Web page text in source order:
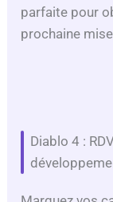
parfaite pour
prochaine
Diablo 4 :